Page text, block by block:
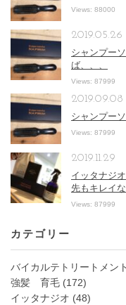
Views: 88000
シャンプー
ば、、、
2019.05.26
Views: 87999
シャンプー
2019.09.08
Views: 87999
イッタナジ
先もキレイ
2019.11.29
Views: 87999
カテゴリー
バイカルテトリートメント
強髪 育毛 (172)
イッタナジオ (48)